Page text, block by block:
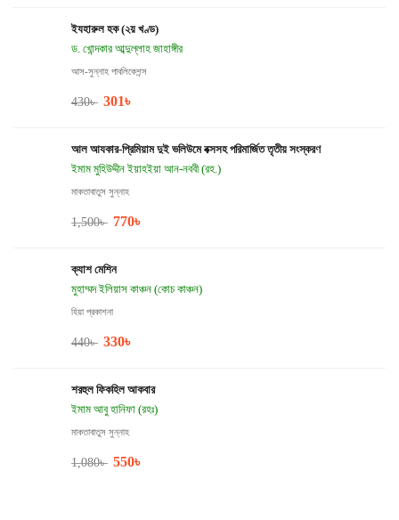
ইযহারুল হক (২য় খণ্ড)
ড. খোন্দকার আব্দুল্লাহ জাহাঙ্গীর
আস-সুন্নাহ পাবলিকেশন্স
430৳ 301৳
আল আযকার-প্রিমিয়াম দুই ভলিউমে বক্সসহ পরিমার্জিত তৃতীয় সংস্করণ
ইমাম মুহিউদ্দীন ইয়াহইয়া আন-নববী (রহ.)
মাকতাবাতুস সুন্নাহ
1,500৳ 770৳
ক্যাশ মেশিন
মুহাম্মদ ইলিয়াস কাঞ্চন (কোচ কাঞ্চন)
হিয়া প্রকাশনা
440৳ 330৳
শরহুল ফিকহিল আকবার
ইমাম আবু হানিফা (রহঃ)
মাকতাবাতুস সুন্নাহ
1,080৳ 550৳